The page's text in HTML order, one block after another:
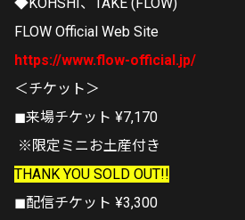
FLOW Official Web Site
https://www.flow-official.jp/
＜チケット＞
◼︎来場チケット ¥7,170
※限定ミニお土産付き
THANK YOU SOLD OUT!!
◼︎配信チケット ¥3,300